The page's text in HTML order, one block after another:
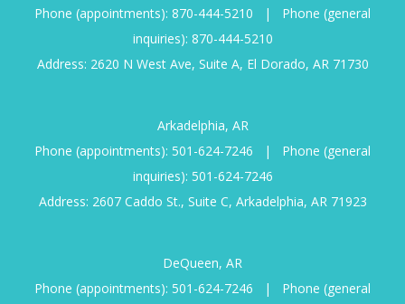
Phone (appointments): 870-444-5210 |
Phone (general
inquiries): 870-444-5210
Address: 2620 N West Ave, Suite A, El Dorado, AR 71730
Arkadelphia, AR
Phone (appointments): 501-624-7246 |
Phone (general
inquiries): 501-624-7246
Address: 2607 Caddo St., Suite C, Arkadelphia, AR 71923
DeQueen, AR
Phone (appointments): 501-624-7246 |
Phone (general